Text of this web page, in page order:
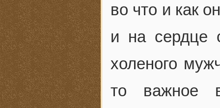
во что и как
и на сердце
холеного
то важное